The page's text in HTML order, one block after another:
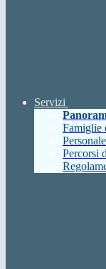
Servizi
Famiglie
Percorsi